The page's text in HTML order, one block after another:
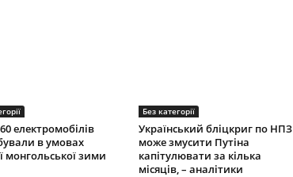
електромобілів
в умовах
монгольської зими
Без категорії
Український бліцкриг по НПЗ
може змусити Путіна
капітулювати за кілька
місяців, – аналітики